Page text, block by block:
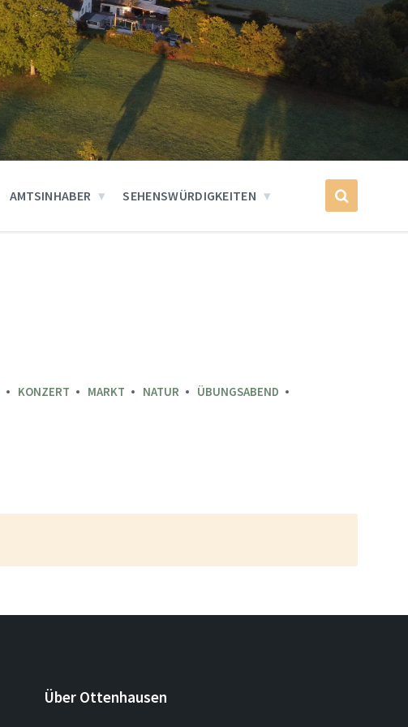
AMTSINHABER SEHENSWÜRDIGKEITEN
KONZERT MARKT NATUR
ÜBUNGSABEND
Über Ottenhausen